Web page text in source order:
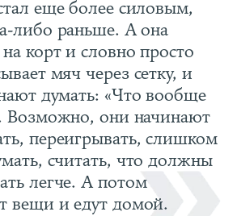
еще более силовым,
либо раньше. А она
корт и словно просто
мяч через сетку, и
думать: «Что вообще
Возможно, они начинают
переигрывать, слишком
считать, что должны
легче. А потом
вещи и едут домой.